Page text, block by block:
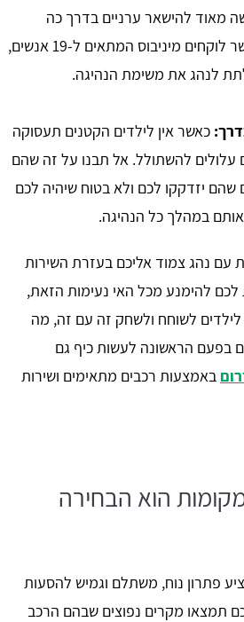
מאוד להישאר ערניים בדרך כה
ארוכה ולמעשה כאשר לוקחים מיניבוס המתאים ל-19 אנשים,
לנהג את משימת הנהיגה.
כאשר אין לילדים הקטנים תעסוקה
להשתולל. אל תבנו על זה שהם
שהם יזדקקו לכם ולא בטוח שיהיה לכם
במהלך כל הנהיגה.
19 מקומות עם נהג צמוד אליכם בעזרת השירות
להימנע מכל האי נעימות הזאת,
לילדים לשוחח ולשחק זה עם זה, מה
בפעם הראשונה לעשות כיף גם
באמצעות רכבים מתאימים ושירות
מיניבוס 19 מקומות הוא הבחירה
מקומות מציע פתרון נוח, משתלם וגמיש להסעות
תמצאו מקרים נפוצים שבהם הרכב